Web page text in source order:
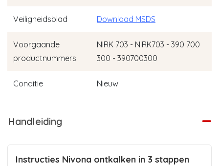
Veiligheidsblad Download MSDS
Voorgaande
productnummers
NIRK 703 - NIRK703 - 390 700
300 - 390700300
Conditie Nieuw
Handleiding
Instructies Nivona ontkalken in 3 stappen